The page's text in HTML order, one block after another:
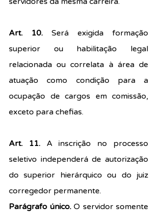
Art. 10. Será exigida formação
superior ou habilitação legal
relacionada ou correlata à área de
atuação como condição para a
ocupação de cargos em comissão,
exceto para chefias.
Art. 11. A inscrição no processo
seletivo independerá de autorização
do superior hierárquico ou do juiz
corregedor permanente.
Parágrafo único. O servidor somente